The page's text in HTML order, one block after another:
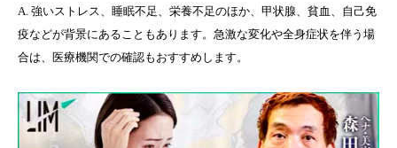
A. 強いストレス、睡眠不足、栄養不足のほか、甲状腺、貧血、自己免
疫などが背景にあることもあります。急激な変化や全身症状を伴う場
合は、医療機関での確認もおすすめします。